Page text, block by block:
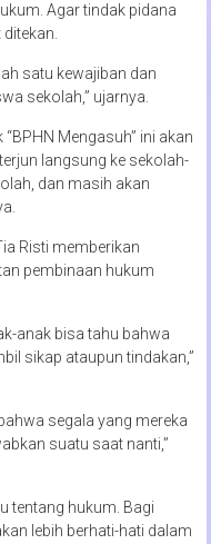
Agar tindak pidana
satu kewajiban dan
sekolah,” ujarnya.
Mengasuh” ini akan
langsung ke sekolah-
dan masih akan
Risti memberikan
pembinaan hukum
anak bisa tahu bahwa
sikap ataupun tindakan,”
segala yang mereka
suatu saat nanti,”
tentang hukum. Bagi
lebih berhati-hati dalam